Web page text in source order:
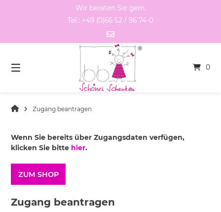
Wir beraten Sie gern.
Tel.: +49 (0)66 52 / 96 74-0
0
Zugang beantragen
Wenn Sie bereits über Zugangsdaten verfügen,
klicken Sie bitte hier.
ZUM SHOP
Zugang beantragen